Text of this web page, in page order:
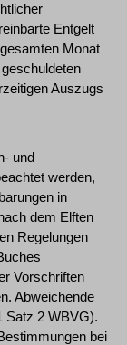
Entgelt
Monat
Auszugs
und
werden,
in
dem Elften
Regelungen
Vorschriften
Abweichende
Satz 2 WBVG).
bei